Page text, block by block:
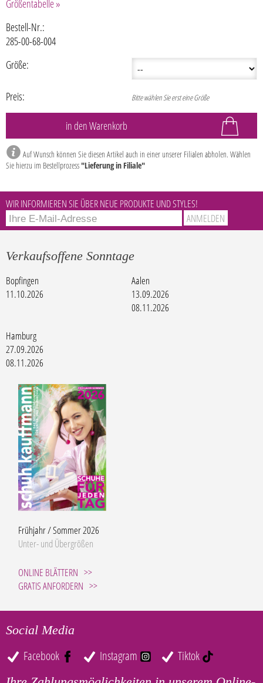
Größentabelle »
Bestell-Nr.:
285-00-68-004
Größe:
Preis: Bitte wählen Sie erst eine Größe
Auf Wunsch können Sie diesen Artikel auch in einer unserer Filialen abholen. Wählen
Sie hierzu im Bestellprozess"Lieferung in Filiale"
WIR INFORMIEREN SIE ÜBER NEUE PRODUKTE UND STYLES!
Verkaufsoffene Sonntage
Bopfingen
11.10.2026
Aalen
13.09.2026
08.11.2026
Hamburg
27.09.2026
08.11.2026
Frühjahr / Sommer 2026
Unter- und Übergrößen
ONLINE BLÄTTERN
GRATIS ANFORDERN
Social Media
Facebook Instagram Tiktok